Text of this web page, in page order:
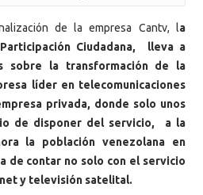
de la empresa Cantv, la
Ciudadana, lleva a
sobre la transformación de la
líder en telecomunicaciones
privada, donde solo unos
de disponer del servicio, a la
la población venezolana en
de contar no solo con el servicio
y televisión satelital.